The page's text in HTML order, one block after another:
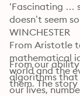
‘Fascinating …
doesn’t seem
WINCHESTER
From Aristotle
mathematical
world and the
them. The
From our
algorithms that
our lives,